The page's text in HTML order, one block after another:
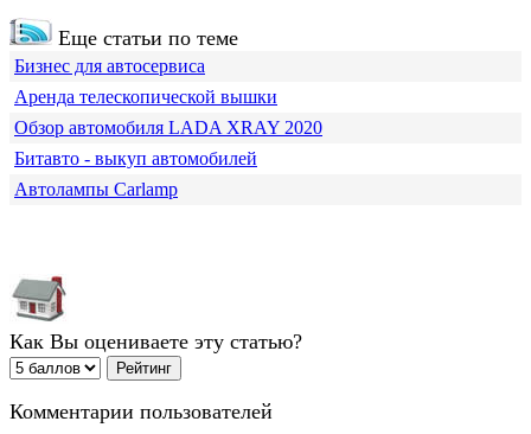
Еще статьи по теме
Бизнес для автосервиса
Аренда телескопической вышки
Обзор автомобиля LADA XRAY 2020
Битавто - выкуп автомобилей
Автолампы Carlamp
Как Вы оцениваете эту статью?
Комментарии пользователей